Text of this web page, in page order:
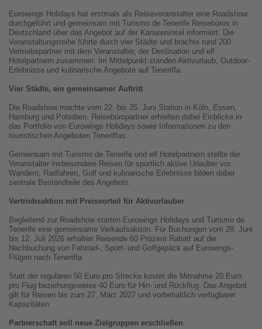
Eurowings Holidays hat erstmals als Reiseveranstalter eine Roadshow
durchgeführt und gemeinsam mit Turismo de Tenerife Reisebüros in
Deutschland über das Angebot auf der Kanareninsel informiert. Die
Veranstaltungsreihe führte durch vier Städte und brachte rund 200
Vertriebspartner mit dem Veranstalter, der Destination und elf
Hotelpartnern zusammen. Im Mittelpunkt standen Aktivurlaub, Outdoor-
Erlebnisse und kulinarische Angebote auf Teneriffa.
Vier Städte, ein gemeinsamer Auftritt
Die Roadshow machte vom 22. bis 25. Juni Station in Köln, Essen,
Hamburg und Potsdam. Reisebüropartner erhielten dabei Einblicke in
das Portfolio von Eurowings Holidays sowie Informationen zu den
touristischen Angeboten Teneriffas.
Gemeinsam mit Turismo de Tenerife und elf Hotelpartnern stellte der
Veranstalter insbesondere Reisen für sportlich aktive Urlauber vor.
Wandern, Radfahren, Golf und kulinarische Erlebnisse bilden dabei
zentrale Bestandteile des Angebots.
Vertriebsaktion mit Preisvorteil für Aktivurlauber
Begleitend zur Roadshow starten Eurowings Holidays und Turismo de
Tenerife eine gemeinsame Verkaufsaktion. Für Buchungen vom 29. Juni
bis 12. Juli 2026 erhalten Reisende 60 Prozent Rabatt auf die
Nachbuchung von Fahrrad-, Sport- und Golfgepäck auf Eurowings-
Flügen nach Teneriffa.
Statt der regulären 50 Euro pro Strecke kostet die Mitnahme 20 Euro
pro Flug beziehungsweise 40 Euro für Hin- und Rückflug. Das Angebot
gilt für Reisen bis zum 27. März 2027 und vorbehaltlich verfügbarer
Kapazitäten.
Partnerschaft soll neue Zielgruppen erschließen